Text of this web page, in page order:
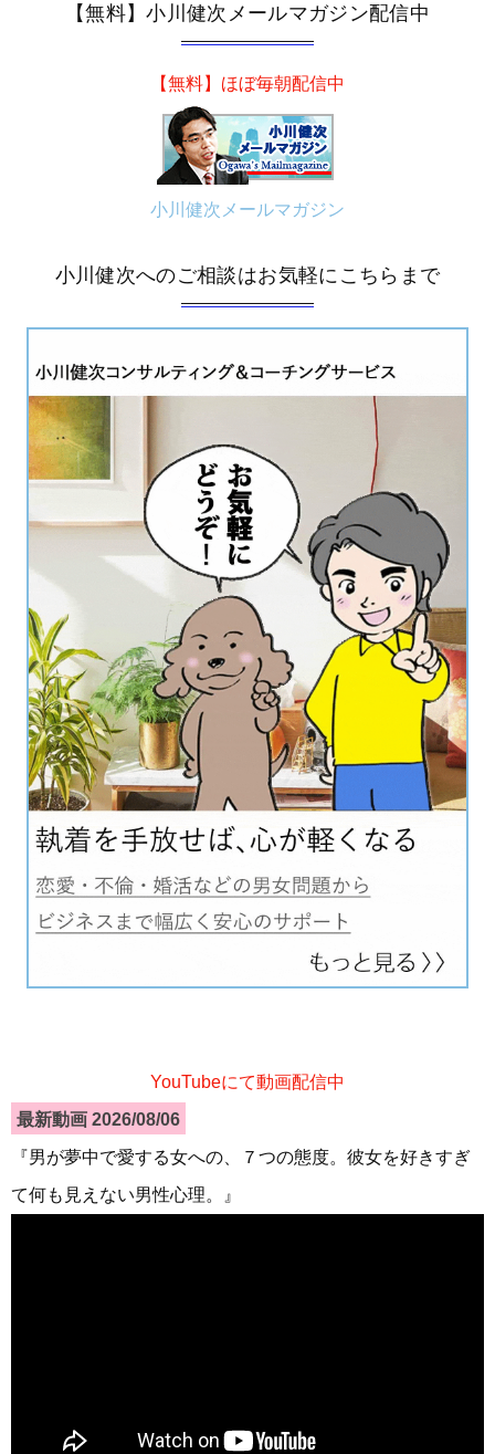
【無料】小川健次メールマガジン配信中
【無料】ほぼ毎朝配信中
小川健次メールマガジン
小川健次へのご相談はお気軽にこちらまで
YouTubeにて動画配信中
最新動画 2026/08/06
『男が夢中で愛する女への、７つの態度。彼女を好きすぎ
て何も見えない男性心理。』